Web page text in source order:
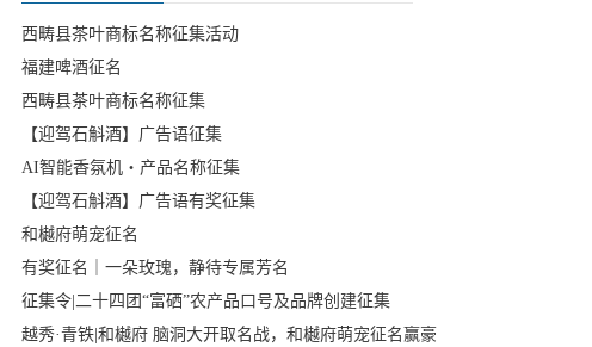
西畴县茶叶商标名称征集活动
福建啤酒征名
西畴县茶叶商标名称征集
【迎驾石斛酒】广告语征集
AI智能香氛机・产品名称征集
【迎驾石斛酒】广告语有奖征集
和樾府萌宠征名
有奖征名｜一朵玫瑰，静待专属芳名
征集令|二十四团“富硒”农产品口号及品牌创建征集
越秀·青铁|和樾府 脑洞大开取名战，和樾府萌宠征名赢豪